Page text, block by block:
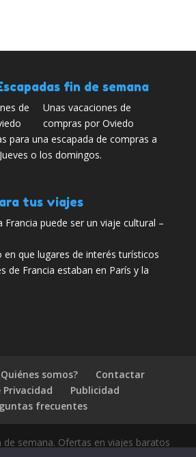
fin de semana
Unas vacaciones de
compras por Oviedo
para una escapada de compras a
o los domingos.
tus viajes
Francia puede ser un viaje cultural –
en que lugares de interés turísticos
de Francia estaban en París y la
somos?
Contactar
Publicidad
frecuentes
de semana. Ofertas en viajes baratos